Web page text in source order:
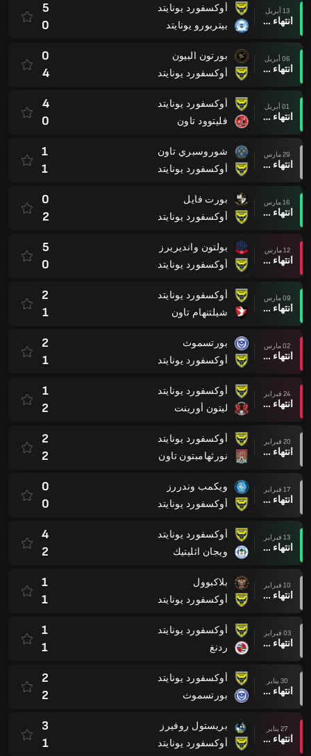
13 أبريل
انتهاء وقت المباراة
أوكسفورد يونايتد
بيتربورو يونايتد
5
0
06 أبريل
انتهاء وقت المباراة
بورتون البيون
أوكسفورد يونايتد
0
4
01 أبريل
انتهاء وقت المباراة
أوكسفورد يونايتد
فليتوود تاون
4
0
29 مارس
انتهاء وقت المباراة
شوروسبري تاون
أوكسفورد يونايتد
1
1
16 مارس
انتهاء وقت المباراة
بورت فايل
أوكسفورد يونايتد
0
2
12 مارس
انتهاء وقت المباراة
بولتون وانديريرز
أوكسفورد يونايتد
5
0
09 مارس
انتهاء وقت المباراة
أوكسفورد يونايتد
شيلتنهام تاون
2
1
02 مارس
انتهاء وقت المباراة
بورتسموث
أوكسفورد يونايتد
2
1
24 فبراير
انتهاء وقت المباراة
أوكسفورد يونايتد
ليتون أورينت
1
2
20 فبراير
انتهاء وقت المباراة
أوكسفورد يونايتد
نورثهامبتون تاون
2
2
17 فبراير
انتهاء وقت المباراة
ويكمب وندررز
أوكسفورد يونايتد
0
0
13 فبراير
انتهاء وقت المباراة
أوكسفورد يونايتد
ويجان اثليتيك
4
2
10 فبراير
انتهاء وقت المباراة
بلاكبوول
أوكسفورد يونايتد
1
1
03 فبراير
انتهاء وقت المباراة
أوكسفورد يونايتد
ردنغ
1
1
30 يناير
انتهاء وقت المباراة
أوكسفورد يونايتد
بورتسموث
2
2
27 يناير
انتهاء وقت المباراة
بريستول روفيرز
أوكسفورد يونايتد
3
1